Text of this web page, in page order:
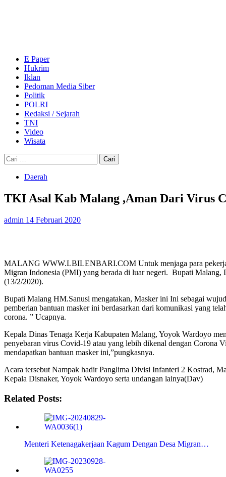
E Paper
Hukrim
Iklan
Pedoman Media Siber
Politik
POLRI
Redaksi / Sejarah
TNI
Video
Wisata
Cari
untuk:
Daerah
TKI Asal Kab Malang ,Aman Dari Virus
admin 14 Februari 2020
MALANG WWW.LBILENBARI.COM Untuk menjaga para pekerja
Migran Indonesia (PMI) yang berada di luar negeri. Bupati
(13/2/2020).
Bupati Malang HM.Sanusi mengatakan, Masker ini Ini sebagai
pemberian bantuan masker ini berdasarkan dari komunikasi yang
corona. ” Ucapnya.
Kepala Dinas Tenaga Kerja Kabupaten Malang, Yoyok Wardoyo
penyebaran virus Covid-19 atau yang lebih dikenal dengan Corona
mendapatkan bantuan masker ini,”pungkasnya.
Acara tersebut Nampak hadir Panglima Divisi Infanteri 2 Kostrad,
Kepala Disnaker, Yoyok Wardoyo serta undangan lainya(Dav)
Related Posts:
Menteri Ketenagakerjaan Kagum Dengan Desa Migran…